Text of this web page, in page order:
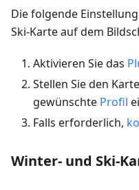
Die folgende
Ski-Karte auf dem
Aktivieren Sie das
Stellen Sie den
gewünschte Profil
Falls erforderlich,
Winter- und Ski-